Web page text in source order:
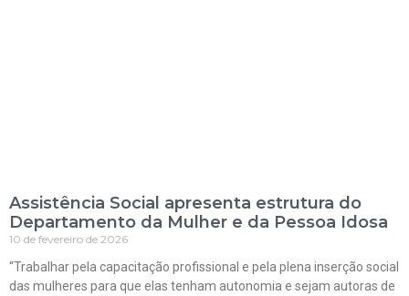
Assistência Social apresenta estrutura do
Departamento da Mulher e da Pessoa Idosa
10 de fevereiro de 2026
“Trabalhar pela capacitação profissional e pela plena inserção social
das mulheres para que elas tenham autonomia e sejam autoras de